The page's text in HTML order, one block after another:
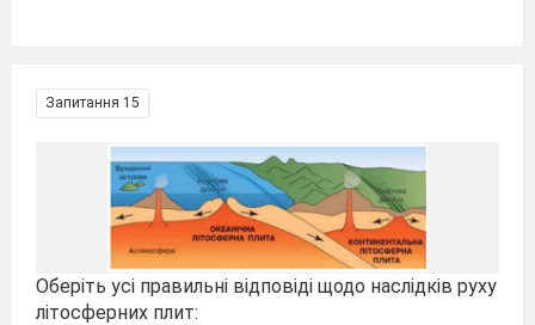
Запитання 15
Оберіть усі правильні відповіді щодо наслідків руху
літосферних плит: